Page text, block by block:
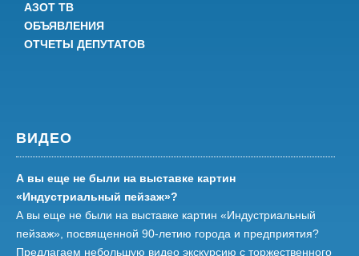
АЗОТ ТВ
ОБЪЯВЛЕНИЯ
ОТЧЕТЫ ДЕПУТАТОВ
ВИДЕО
А вы еще не были на выставке картин
«Индустриальный пейзаж»?
А вы еще не были на выставке картин «Индустриальный
пейзаж», посвященной 90-летию города и предприятия?
Предлагаем небольшую видео экскурсию с торжественного